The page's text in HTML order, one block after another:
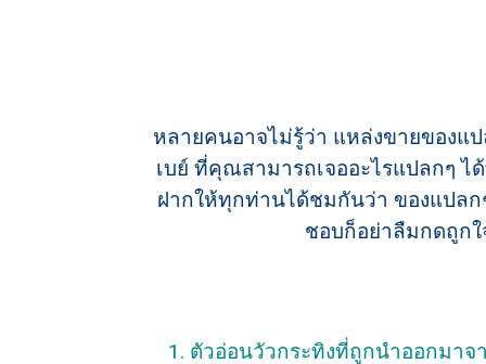
หลายคนอาจไม่รู้ว่า แหล่งขายของ
เบย์ ที่คุณสามารถเจออะไรแปลกๆ
ฝากให้ทุกท่านได้ชมกันว่า ของแปล
ชอบก็อย่าลืมกดถูก
1. ตัวอ่อนวัวกระทิงที่ถูกนำออกมา